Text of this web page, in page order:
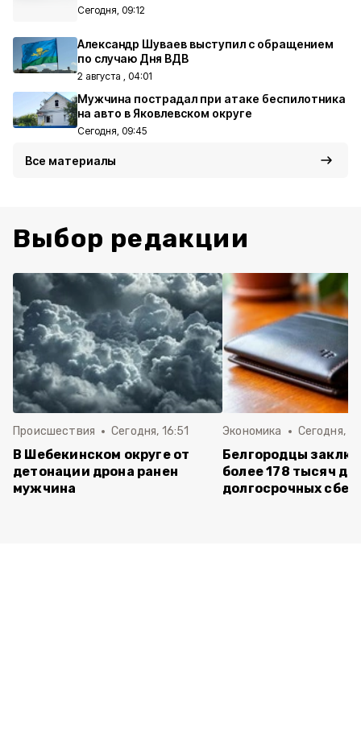
Сегодня, 09:12
Александр Шуваев выступил с обращением
по случаю Дня ВДВ
2 августа , 04:01
Мужчина пострадал при атаке беспилотника
на авто в Яковлевском округе
Сегодня, 09:45
Все материалы
Выбор редакции
Происшествия Сегодня, 16:51
В Шебекинском округе от
детонации дрона ранен
мужчина
Экономика Сегодня,
Белгородцы
более 178 тысяч
долгосрочных